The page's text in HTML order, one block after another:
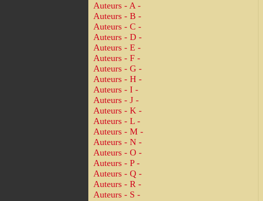
Auteurs - A -
Auteurs - B -
Auteurs - C -
Auteurs - D -
Auteurs - E -
Auteurs - F -
Auteurs - G -
Auteurs - H -
Auteurs - I -
Auteurs - J -
Auteurs - K -
Auteurs - L -
Auteurs - M -
Auteurs - N -
Auteurs - O -
Auteurs - P -
Auteurs - Q -
Auteurs - R -
Auteurs - S -